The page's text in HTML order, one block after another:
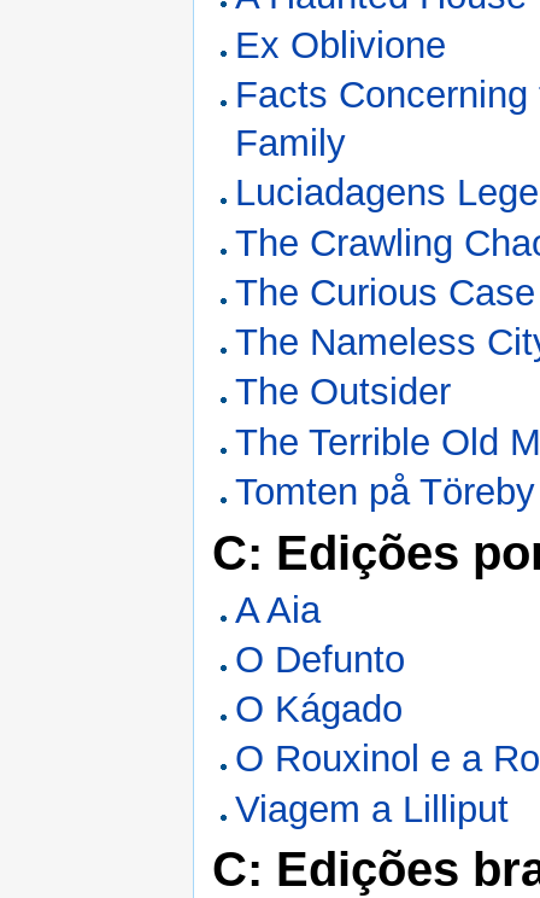
Ex Oblivione
Facts
Family
Luciadagens
The Crawling
The Curious
The Nameless
The Outsider
The Terrible Old
Tomten på Töreby
C: Edições
A Aia
O Defunto
O Kágado
O Rouxinol e a
Viagem a Lilliput
C: Edições